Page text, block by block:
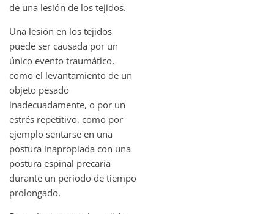
de una lesión de los tejidos.
Una lesión en los tejidos
puede ser causada por un
único evento traumático,
como el levantamiento de un
objeto pesado
inadecuadamente, o por un
estrés repetitivo, como por
ejemplo sentarse en una
postura inapropiada con una
postura espinal precaria
durante un período de tiempo
prolongado.